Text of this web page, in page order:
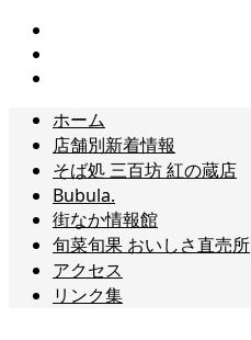
ホーム
店舗別新着情報
そば処 三百坊 紅の蔵店
Bubula.
街なか情報館
旬菜旬果 おいしさ直売所
アクセス
リンク集